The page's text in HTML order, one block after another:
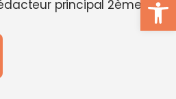
principal 2ème